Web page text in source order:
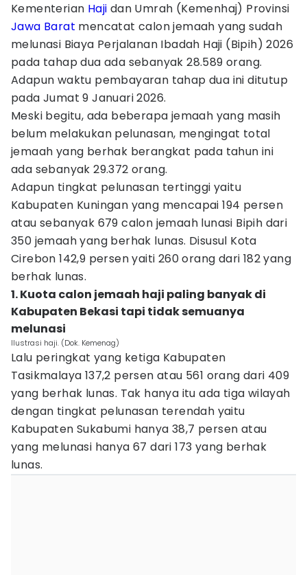
Kementerian Haji dan Umrah (Kemenhaj) Provinsi
Jawa Barat mencatat calon jemaah yang sudah
melunasi Biaya Perjalanan Ibadah Haji (Bipih) 2026
pada tahap dua ada sebanyak 28.589 orang.
Adapun waktu pembayaran tahap dua ini ditutup
pada Jumat 9 Januari 2026.
Meski begitu, ada beberapa jemaah yang masih
belum melakukan pelunasan, mengingat total
jemaah yang berhak berangkat pada tahun ini
ada sebanyak 29.372 orang.
Adapun tingkat pelunasan tertinggi yaitu
Kabupaten Kuningan yang mencapai 194 persen
atau sebanyak 679 calon jemaah lunasi Bipih dari
350 jemaah yang berhak lunas. Disusul Kota
Cirebon 142,9 persen yaiti 260 orang dari 182 yang
berhak lunas.
1. Kuota calon jemaah haji paling banyak di
Kabupaten Bekasi tapi tidak semuanya
melunasi
Ilustrasi haji. (Dok. Kemenag)
Lalu peringkat yang ketiga Kabupaten
Tasikmalaya 137,2 persen atau 561 orang dari 409
yang berhak lunas. Tak hanya itu ada tiga wilayah
dengan tingkat pelunasan terendah yaitu
Kabupaten Sukabumi hanya 38,7 persen atau
yang melunasi hanya 67 dari 173 yang berhak
lunas.